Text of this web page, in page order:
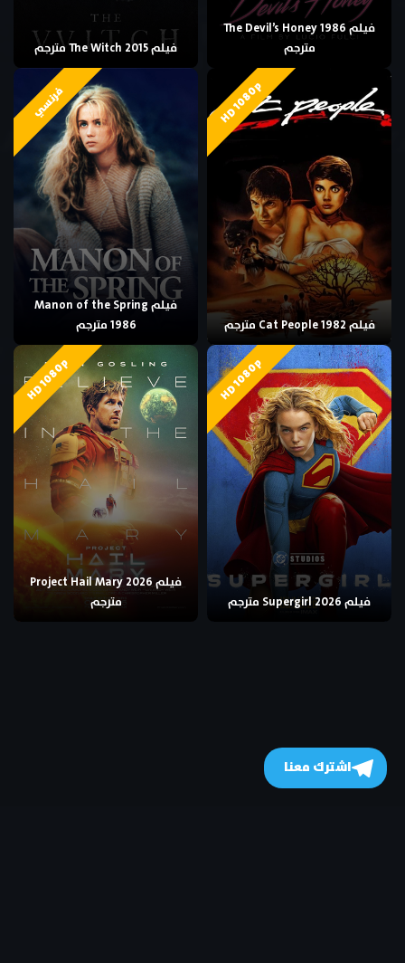
فيلم The Devil’s Honey 1986
مترجم
فيلم The Witch 2015 مترجم
HD 1080p
فيلم Cat People 1982 مترجم
فرنسي
فيلم Manon of the Spring
1986 مترجم
HD 1080p
فيلم Supergirl 2026 مترجم
HD 1080p
فيلم Project Hail Mary 2026
مترجم
اشترك معنا